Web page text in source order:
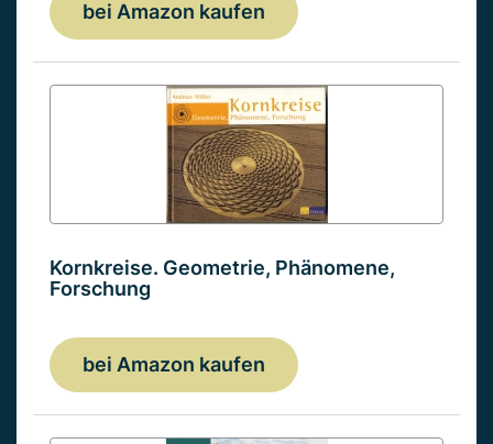
bei Amazon kaufen
Kornkreise. Geometrie, Phänomene,
Forschung
bei Amazon kaufen